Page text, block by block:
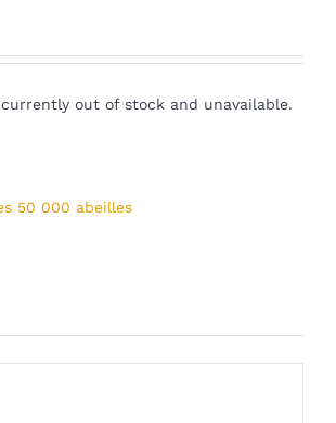
out of stock and unavailable.
50 000 abeilles